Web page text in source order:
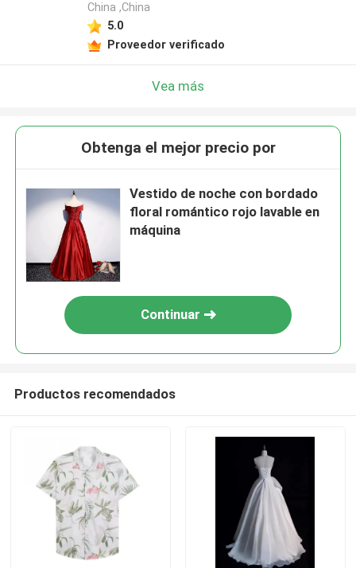
China ,China
5.0
Proveedor verificado
Vea más
Obtenga el mejor precio por
Vestido de noche con bordado
floral romántico rojo lavable en
máquina
Continuar
Productos recomendados